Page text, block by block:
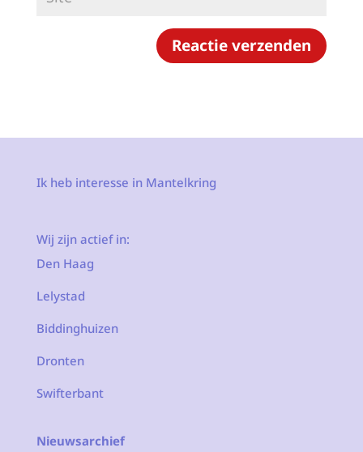
Ik heb interesse in Mantelkring
Wij zijn actief in:
Den Haag
Lelystad
Biddinghuizen
Dronten
Swifterbant
Nieuwsarchief